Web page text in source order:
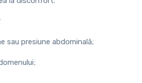
sau presiune abdominală;